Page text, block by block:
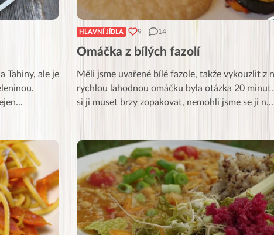
Tahiny, ale je
...
HLAVNÍ JÍDLA 9 14
Omáčka z bílých fazolí
Měli jsme uvařené bílé fazole, takže vykouzlit z
rychlou lahodnou omáčku byla otázka 20
si ji muset brzy zopakovat, nemohli jsme se ji n...